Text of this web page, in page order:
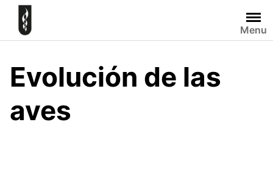
Skip
content
Menu
Evolución de las
aves